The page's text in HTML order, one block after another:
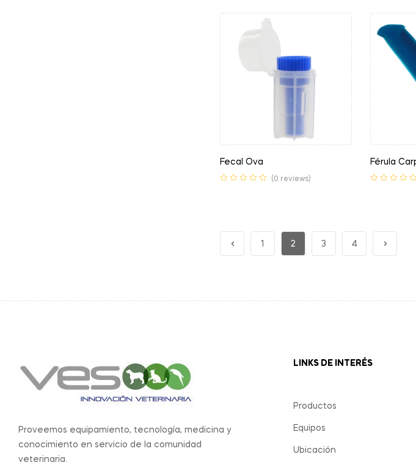
Fecal Ova
(0 reviews)
Férula
1 2 3 4
Proveemos equipamiento, tecnología, medicina y
conocimiento en servicio de la comunidad
veterinaria.
LINKS DE INTERÉS
Productos
Equipos
Ubicación